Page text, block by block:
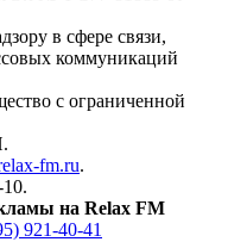
в сфере связи,
коммуникаций
с ограниченной
fm.ru.
на Relax FM
921-40-41